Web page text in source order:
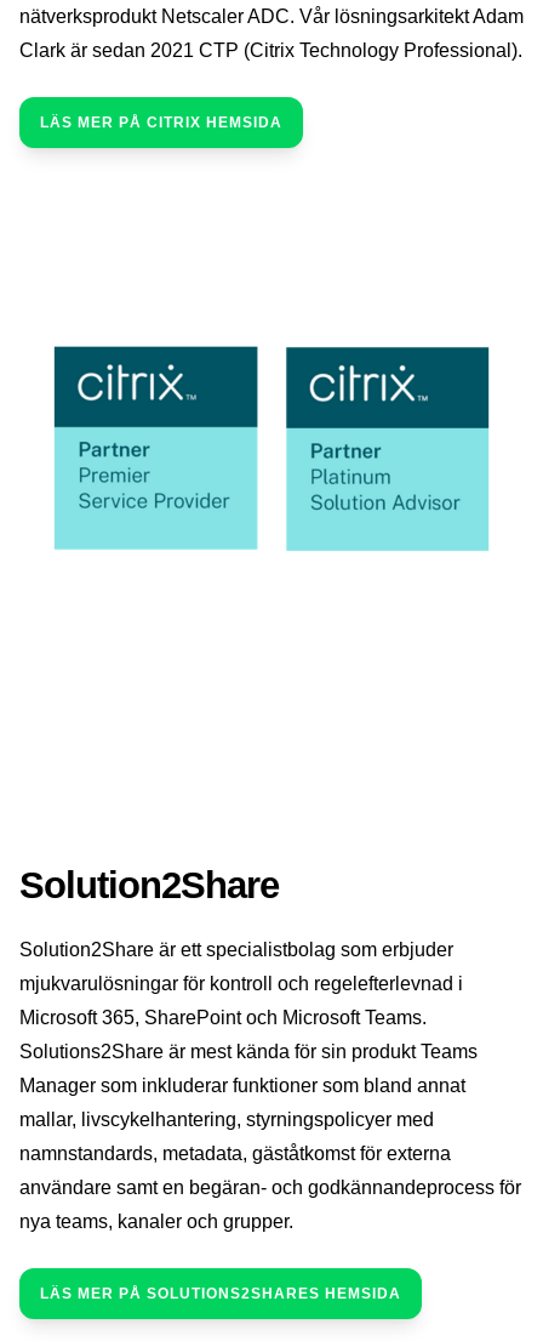
nätverksprodukt Netscaler ADC. Vår lösningsarkitekt Adam
Clark är sedan 2021 CTP (Citrix Technology Professional).
LÄS MER PÅ CITRIX HEMSIDA
Solution2Share
Solution2Share är ett specialistbolag som erbjuder
mjukvarulösningar för kontroll och regelefterlevnad i
Microsoft 365, SharePoint och Microsoft Teams.
Solutions2Share är mest kända för sin produkt Teams
Manager som inkluderar funktioner som bland annat
mallar, livscykelhantering, styrningspolicyer med
namnstandards, metadata, gäståtkomst för externa
användare samt en begäran- och godkännandeprocess för
nya teams, kanaler och grupper.
LÄS MER PÅ SOLUTIONS2SHARES HEMSIDA